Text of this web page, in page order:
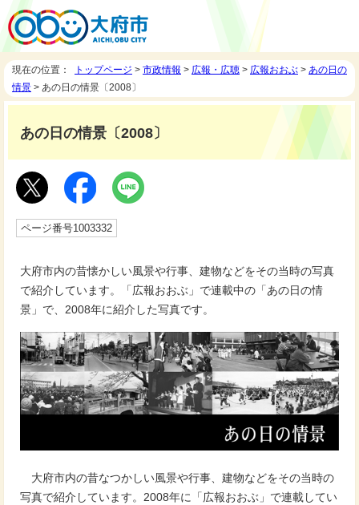
現在の位置： トップページ > 市政情報 > 広報・広聴 > 広報おおぶ > あの日の
情景 > あの日の情景〔2008〕
あの日の情景〔2008〕
ページ番号1003332
大府市内の昔懐かしい風景や行事、建物などをその当時の写真
で紹介しています。「広報おおぶ」で連載中の「あの日の情
景」で、2008年に紹介した写真です。
大府市内の昔なつかしい風景や行事、建物などをその当時の
写真で紹介しています。2008年に「広報おおぶ」で連載してい